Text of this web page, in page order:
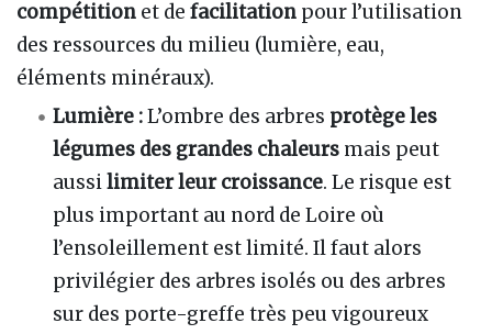
compétition et de facilitation pour l’utilisation
des ressources du milieu (lumière, eau,
éléments minéraux).
Lumière :L’ombre des arbres protège les
légumes des grandes chaleurs mais peut
aussilimiter leur croissance. Le risque est
plus important au nord de Loire où
l’ensoleillement est limité. Il faut alors
privilégier des arbres isolés ou des arbres
sur des porte-greffe très peu vigoureux